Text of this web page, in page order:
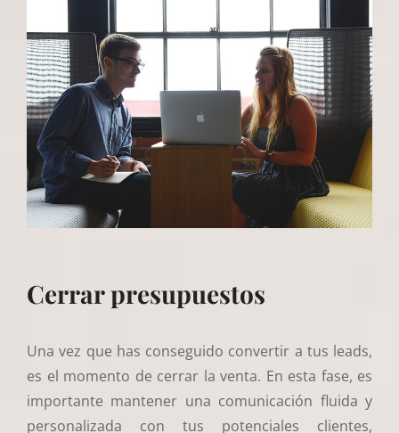
Cerrar presupuestos
Una vez que has conseguido convertir a tus leads,
es el momento de cerrar la venta. En esta fase, es
importante mantener una comunicación fluida y
personalizada con tus potenciales clientes,